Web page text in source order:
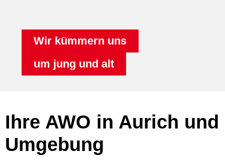
Wir kümmern uns
um jung und alt
Ihre AWO in Aurich und
Umgebung